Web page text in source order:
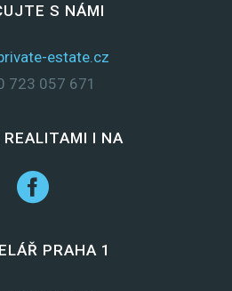
S NÁMI
estate.cz
723 057 671
I NA
PRAHA 1